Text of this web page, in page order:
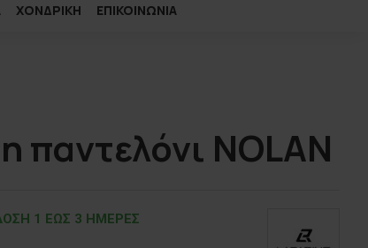
ΧΟΝΔΡΙΚΗ ΕΠΙΚΟΙΝΩΝΙΑ
παντελόνι NOLAN
1 ΕΩΣ 3 ΗΜΕΡΕΣ